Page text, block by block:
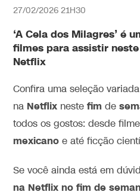
27/02/2026 21H30
‘A Cela dos Milagres’ é
filmes para assistir
Netflix
Confira uma seleção
na Netflix nestefim de
todos os gostos: desde
mexicano e até ficção
Se você ainda está em
na Netflix no fim de